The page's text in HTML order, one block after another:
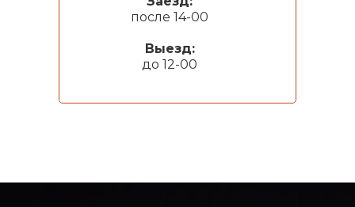
после 14-00
Выезд:
до 12-00